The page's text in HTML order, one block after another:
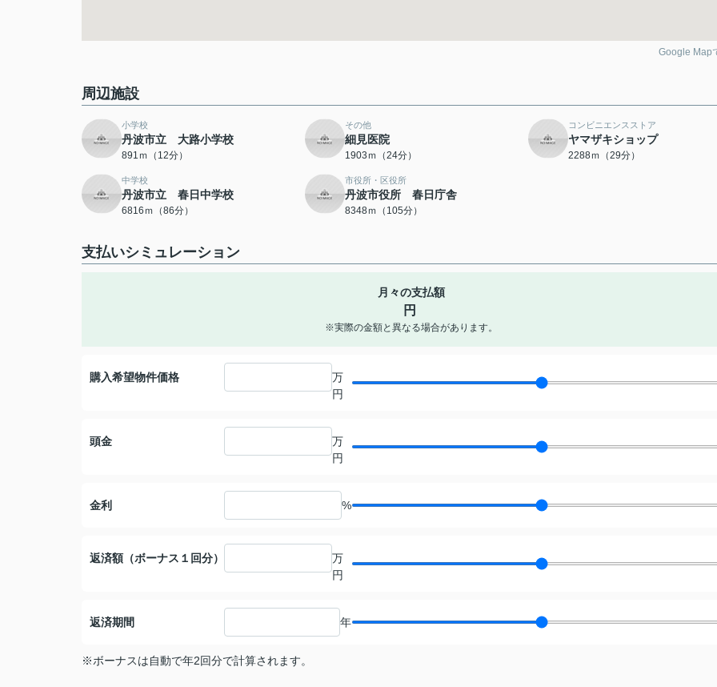
Google Map
周辺施設
小学校
丹波市立 大路小学校
891ｍ（12分）
その他
細見医院
1903ｍ（24分）
コンビニエンスストア
ヤマザキショップ
2288ｍ（29分）
中学校
丹波市立 春日中学校
6816ｍ（86分）
市役所・区役所
丹波市役所 春日庁舎
8348ｍ（105分）
支払いシミュレーション
月々の支払額
円
※実際の金額と異なる場合があります。
購入希望物件価格
万
円
頭金
万
円
金利 %
返済額（ボーナス１回分）
万
円
返済期間 年
※ボーナスは自動で年2回分で計算されます。